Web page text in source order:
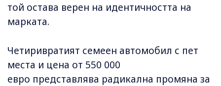
той остава верен на идентичността на
марката.
Четиривратият семеен автомобил с пет
места и цена от 550 000
евро представлява радикална промяна за